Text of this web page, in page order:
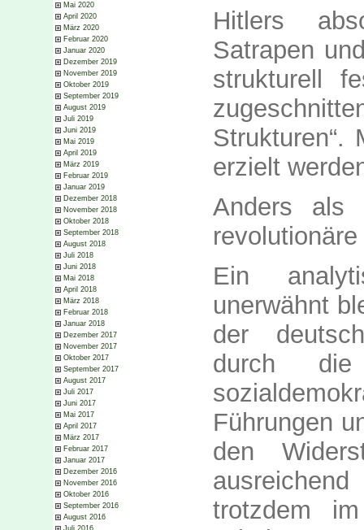
Mai 2020
April 2020
März 2020
Februar 2020
Januar 2020
Dezember 2019
November 2019
Oktober 2019
September 2019
August 2019
Juli 2019
Juni 2019
Mai 2019
April 2019
März 2019
Februar 2019
Januar 2019
Dezember 2018
November 2018
Oktober 2018
September 2018
August 2018
Juli 2018
Juni 2018
Mai 2018
April 2018
März 2018
Februar 2018
Januar 2018
Dezember 2017
November 2017
Oktober 2017
September 2017
August 2017
Juli 2017
Juni 2017
Mai 2017
April 2017
März 2017
Februar 2017
Januar 2017
Dezember 2016
November 2016
Oktober 2016
September 2016
August 2016
Juli 2016
Hitlers
Satrapen
strukturell
Strukturen“.
erzielt
Anders als
Ein
unerwähnt
der
durch
Führungen
den
trotzdem